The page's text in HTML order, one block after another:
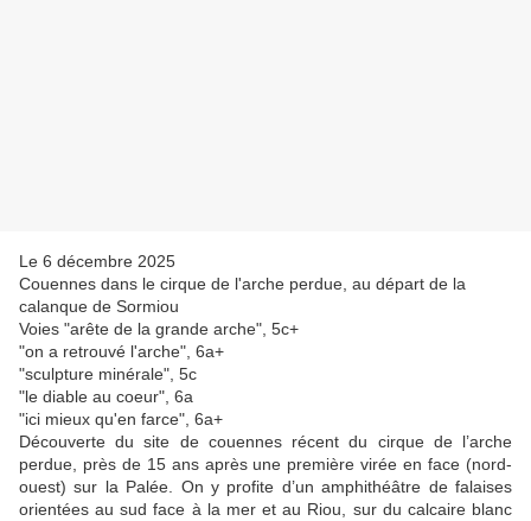
Le 6 décembre 2025
Couennes dans le cirque de l'arche perdue, au départ de la
calanque de Sormiou
Voies "arête de la grande arche", 5c+
"on a retrouvé l'arche", 6a+
"sculpture minérale", 5c
"le diable au coeur", 6a
"ici mieux qu'en farce", 6a+
Découverte du site de couennes récent du cirque de l’arche
perdue, près de 15 ans après une première virée en face (nord-
ouest) sur la Palée. On y profite d’un amphithéâtre de falaises
orientées au sud face à la mer et au Riou, sur du calcaire blanc